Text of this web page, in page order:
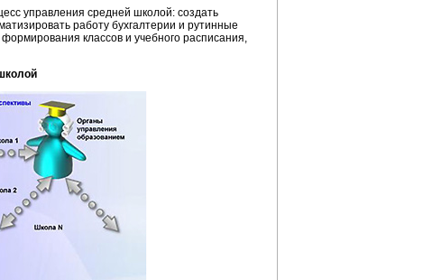
управления средней школой: создать
работу бухгалтерии и рутинные
классов и учебного расписания,